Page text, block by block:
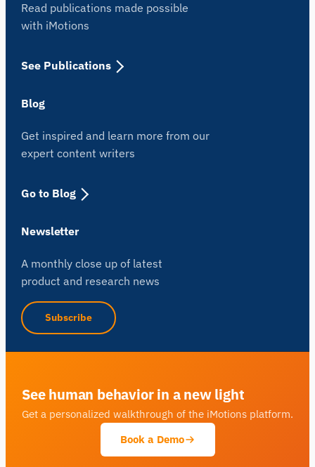
Read publications made possible
with iMotions
See Publications
Blog
Get inspired and learn more from our
expert content writers
Go to Blog
Newsletter
A monthly close up of latest
product and research news
Subscribe
See human behavior in a new light
Get a personalized walkthrough of the iMotions platform.
Book a Demo